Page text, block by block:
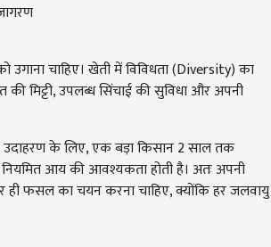
चाहिए। खेती में विविधता (Diversity) का
उपलब्ध सिंचाई की सुविधा और अपनी
उदाहरण के लिए, एक बड़ा किसान 2 साल तक
आय की आवश्यकता होती है। अतः अपनी
फसल का चयन करना चाहिए, क्योंकि हर जलवायु